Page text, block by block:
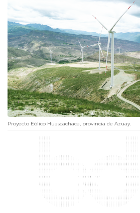
Proyecto Eólico Huascachaca, provincia de Azuay.